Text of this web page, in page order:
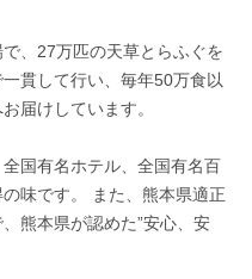
、27万匹の天草とらふぐを
貫して行い、毎年50万食以
届けしています。
国有名ホテル、全国有名百
味です。 また、熊本県適正
熊本県が認めた”安心、安